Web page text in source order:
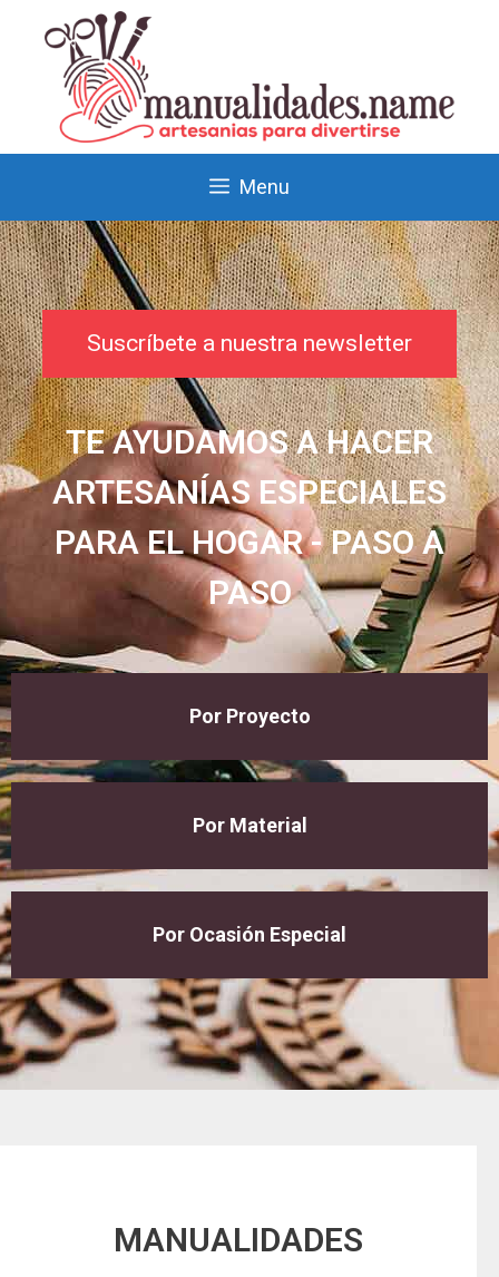
Menu
Suscríbete a nuestra newsletter
TE AYUDAMOS A HACER
ARTESANÍAS ESPECIALES
PARA EL HOGAR - PASO A
PASO
Por Proyecto
Por Material
Por Ocasión Especial
MANUALIDADES